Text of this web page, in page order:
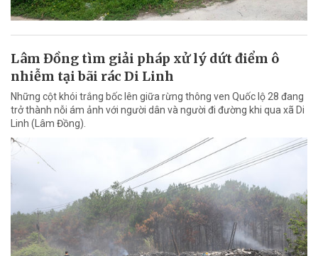
Lâm Đồng tìm giải pháp xử lý dứt điểm ô
nhiễm tại bãi rác Di Linh
Những cột khói trắng bốc lên giữa rừng thông ven Quốc lộ 28 đang
trở thành nỗi ám ảnh với người dân và người đi đường khi qua xã Di
Linh (Lâm Đồng).